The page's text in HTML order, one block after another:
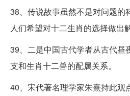
38、传说故事虽然不是对问题的
人们希望对十二生肖的选择做出
39、二是中国古代学者从古代昼
支和生肖十二兽的配属关系。
40、宋代著名理学家朱熹持此观